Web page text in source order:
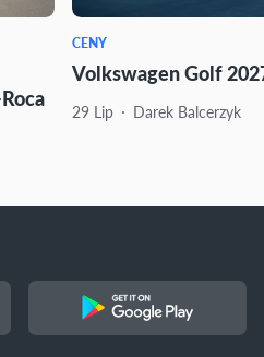
CENY
Volkswagen Golf
29 Lip Darek Balcerzyk